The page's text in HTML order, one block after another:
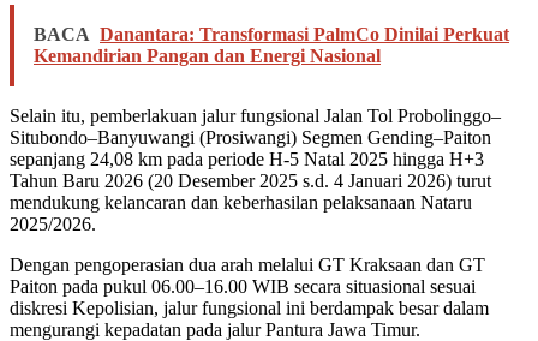
BACA Danantara: Transformasi PalmCo Dinilai Perkuat
Kemandirian Pangan dan Energi Nasional
Selain itu, pemberlakuan jalur fungsional Jalan Tol Probolinggo–
Situbondo–Banyuwangi (Prosiwangi) Segmen Gending–Paiton
sepanjang 24,08 km pada periode H-5 Natal 2025 hingga H+3
Tahun Baru 2026 (20 Desember 2025 s.d. 4 Januari 2026) turut
mendukung kelancaran dan keberhasilan pelaksanaan Nataru
2025/2026.
Dengan pengoperasian dua arah melalui GT Kraksaan dan GT
Paiton pada pukul 06.00–16.00 WIB secara situasional sesuai
diskresi Kepolisian, jalur fungsional ini berdampak besar dalam
mengurangi kepadatan pada jalur Pantura Jawa Timur.